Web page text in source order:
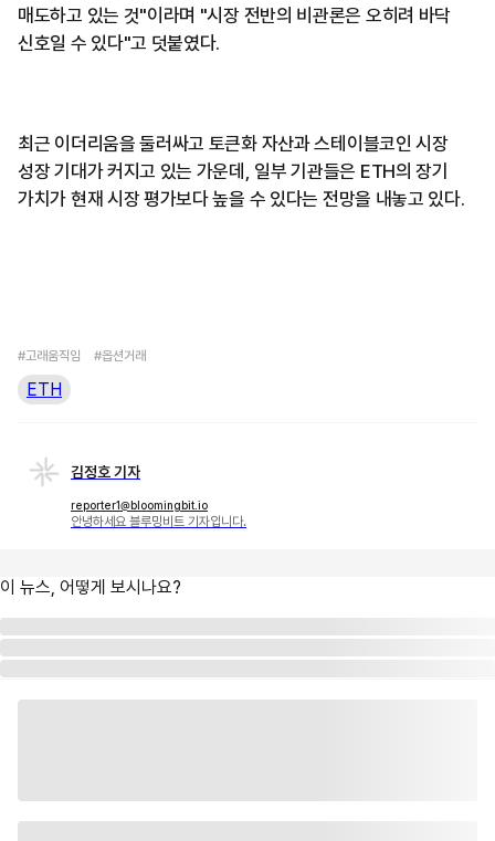
매도하고 있는 것"이라며 "시장 전반의 비관론은 오히려 바닥
신호일 수 있다"고 덧붙였다.
최근 이더리움을 둘러싸고 토큰화 자산과 스테이블코인 시장
성장 기대가 커지고 있는 가운데, 일부 기관들은 ETH의 장기
가치가 현재 시장 평가보다 높을 수 있다는 전망을 내놓고 있다.
#고래움직임 #옵션거래
ETH
김정호 기자
reporter1@bloomingbit.io
안녕하세요 블루밍비트 기자입니다.
이 뉴스, 어떻게 보시나요?